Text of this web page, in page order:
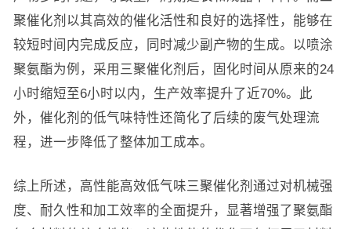
聚催化剂以其高效的催化活性和良好的选择性，能够在
较短时间内完成反应，同时减少副产物的生成。以喷涂
聚氨酯为例，采用三聚催化剂后，固化时间从原来的24
小时缩短至6小时以内，生产效率提升了近70%。此
外，催化剂的低气味特性还简化了后续的废气处理流
程，进一步降低了整体加工成本。
综上所述，高性能高效低气味三聚催化剂通过对机械强
度、耐久性和加工效率的全面提升，显著增强了聚氨酯